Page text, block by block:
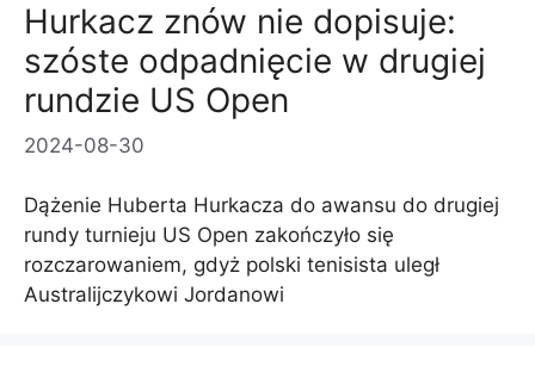
Hurkacz znów nie dopisuje:
szóste odpadnięcie w drugiej
rundzie US Open
2024-08-30
Dążenie Huberta Hurkacza do awansu do drugiej
rundy turnieju US Open zakończyło się
rozczarowaniem, gdyż polski tenisista uległ
Australijczykowi Jordanowi